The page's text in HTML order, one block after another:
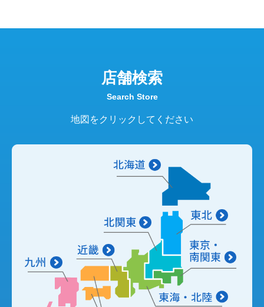
店舗検索
Search Store
地図をクリックしてください